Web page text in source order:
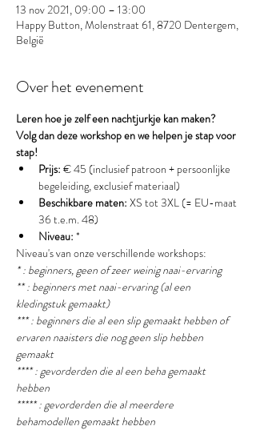
13 nov 2021, 09:00 – 13:00
Happy Button, Molenstraat 61, 8720 Dentergem,
België
Over het evenement
Leren hoe je zelf een nachtjurkje kan maken?
Volg dan deze workshop en we helpen je stap voor
stap!
Prijs: € 45 (inclusief patroon + persoonlijke
begeleiding, exclusief materiaal)
Beschikbare maten: XS tot 3XL (= EU-maat
36 t.e.m. 48)
Niveau: *
Niveau's van onze verschillende workshops:
* : beginners, geen of zeer weinig naai-ervaring
** : beginners met naai-ervaring (al een
kledingstuk gemaakt)
*** : beginners die al een slip gemaakt hebben of
ervaren naaisters die nog geen slip hebben
gemaakt
**** : gevorderden die al een beha gemaakt
hebben
***** : gevorderden die al meerdere
behamodellen gemaakt hebben